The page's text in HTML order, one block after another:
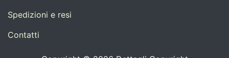
Spedizioni e resi
Contatti